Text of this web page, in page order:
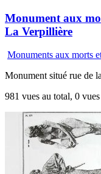
Monument aux
La Verpillière
Monuments aux morts
Monument situé rue de
981 vues au total, 0